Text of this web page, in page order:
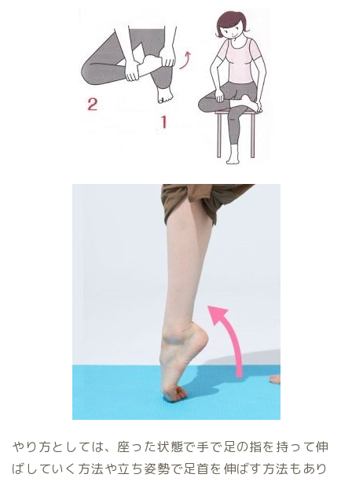
やり方としては、座った状態で手で足の指を持って伸
ばしていく方法や立ち姿勢で足首を伸ばす方法もあり